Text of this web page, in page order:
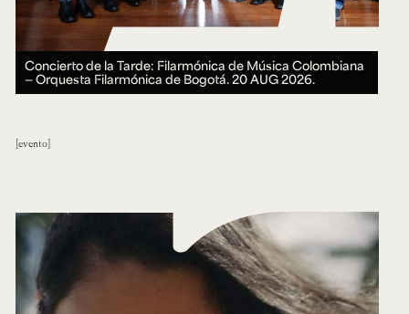
Concierto de la Tarde: Filarmónica de Música Colombiana
— Orquesta Filarmónica de Bogotá.20 AUG 2026.
evento